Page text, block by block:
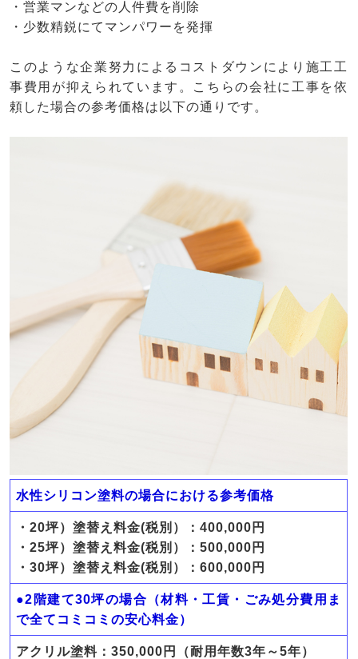
・営業マンなどの人件費を削除
・少数精鋭にてマンパワーを発揮
このような企業努力によるコストダウンにより施工工
事費用が抑えられています。こちらの会社に工事を依
頼した場合の参考価格は以下の通りです。
水性シリコン塗料の場合における参考価格
・20坪）塗替え料金(税別）：400,000円
・25坪）塗替え料金(税別）：500,000円
・30坪）塗替え料金(税別）：600,000円
●2階建て30坪の場合（材料・工賃・ごみ処分費用ま
で全てコミコミの安心料金）
アクリル塗料：350,000円（耐用年数3年～5年）